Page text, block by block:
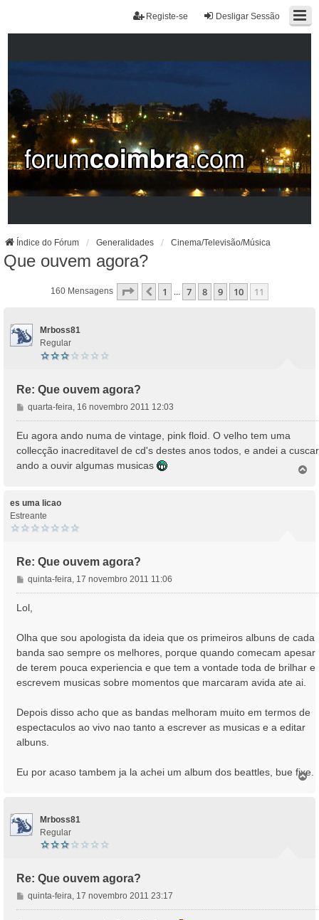
Desligar Sessão
Registe-se
Índice do Fórum Generalidades Cinema/Televisão/Música
Que ouvem agora?
160 Mensagens Página 11De 11
Anterior
1 ... 7 8 9 10 11
Mrboss81
Regular
Re: Que ouvem agora?
M
e
a
g
quarta-feira, 16 novembro 2011 12:03
Eu agora ando numa de vintage, pink floid. O velho tem uma
collecção inacreditavel de cd's destes anos todos, e andei a
ando a ouvir algumas musicas
es uma licao
Estreante
Re: Que ouvem agora?
M
e
n
g
e
m
quinta-feira, 17 novembro 2011 11:06
Lol,
Olha que sou apologista da ideia que os primeiros albuns de cada
banda sao sempre os melhores, porque quando comecam apesar
de terem pouca experiencia e que tem a vontade toda de brilhar e
escrevem musicas sobre momentos que marcaram avida ate ai.
Depois disso acho que as bandas melhoram muito em termos de
espectaculos ao vivo nao tanto a escrever as musicas e a editar
albuns.
Eu por acaso tambem ja la achei um album dos beattles, bue fixe.T
Mrboss81
Regular
Re: Que ouvem agora?
M
e
quinta-feira, 17 novembro 2011 23:17